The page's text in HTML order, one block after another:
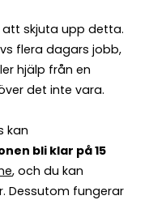
skjuta upp detta.
flera dagars jobb,
hjälp från en
det inte vara.
kan
bli klar på 15
, och du kan
Dessutom fungerar